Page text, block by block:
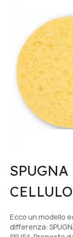
Ecco un modello
differenza: